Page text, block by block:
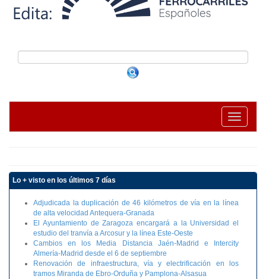
Toggle
Lo + visto en los últimos 7 días
Adjudicada la duplicación de 46 kilómetros de vía en la línea
de alta velocidad Antequera-Granada
El Ayuntamiento de Zaragoza encargará a la Universidad el
estudio del tranvía a Arcosur y la línea Este-Oeste
Cambios en los Media Distancia Jaén-Madrid e Intercity
Almería-Madrid desde el 6 de septiembre
Renovación de infraestructura, vía y electrificación en los
tramos Miranda de Ebro-Orduña y Pamplona-Alsasua